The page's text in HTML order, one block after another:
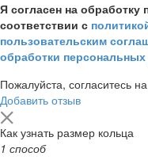
Я согласен на
соответствии с
пользовательским
обработки
Пожалуйста, согласитесь
Добавить отзыв
Как узнать размер кольца
1 способ